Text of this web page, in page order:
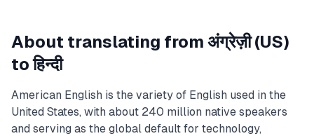
About translating from अंग्रेज़ी (US)
toहिन्दी
American English is the variety of English used in the
United States, with about 240 million native speakers
and serving as the global default for technology,